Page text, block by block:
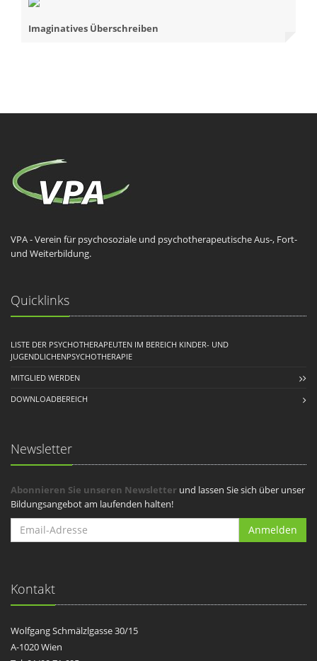
Imaginatives Überschreiben
VPA - Verein für psychosoziale und psychotherapeutische Aus-, Fort-
und Weiterbildung.
Quicklinks
LISTE DER PSYCHOTHERAPEUTEN IM BEREICH KINDER- UND
JUGENDLICHENPSYCHOTHERAPIE
MITGLIED WERDEN
DOWNLOADBEREICH
Newsletter
Abonnieren Sie unseren Newsletter und lassen Sie sich über unser
Bildungsangebot am laufenden halten!
Anmelden
Kontakt
Wolfgang Schmälzlgasse 30/15
A-1020 Wien